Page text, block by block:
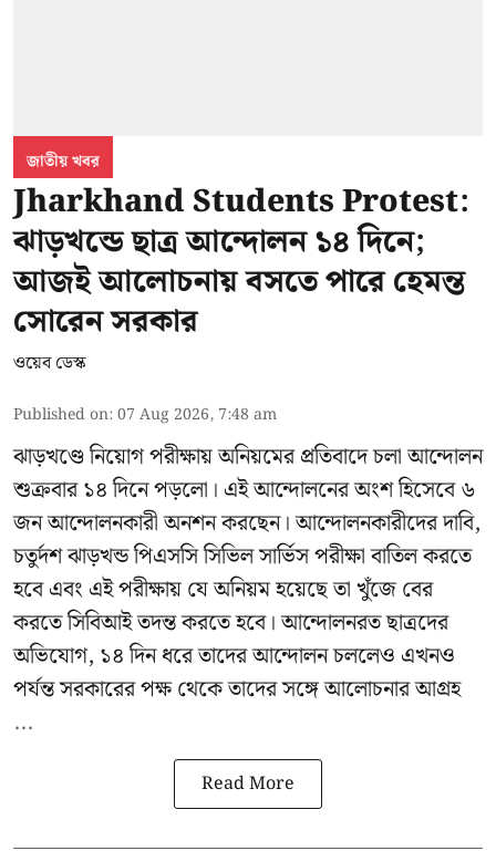
জাতীয় খবর
Jharkhand Students Protest:
ঝাড়খন্ডে ছাত্র আন্দোলন ১৪ দিনে;
আজই আলোচনায় বসতে পারে হেমন্ত
সোরেন সরকার
ওয়েব ডেস্ক
Published on:07 Aug 2026, 7:48 am
ঝাড়খণ্ডে নিয়োগ পরীক্ষায় অনিয়মের প্রতিবাদে চলা আন্দোলন
শুক্রবার ১৪ দিনে পড়লো। এই আন্দোলনের অংশ হিসেবে ৬
জন আন্দোলনকারী অনশন করছেন। আন্দোলনকারীদের দাবি,
চতুর্দশ ঝাড়খন্ড পিএসসি সিভিল সার্ভিস পরীক্ষা বাতিল করতে
হবে এবং এই পরীক্ষায় যে অনিয়ম হয়েছে তা খুঁজে বের
করতে সিবিআই তদন্ত করতে হবে। আন্দোলনরত ছাত্রদের
অভিযোগ, ১৪ দিন ধরে তাদের আন্দোলন চললেও এখনও
পর্যন্ত সরকারের পক্ষ থেকে তাদের সঙ্গে আলোচনার আগ্রহ
...
Read More